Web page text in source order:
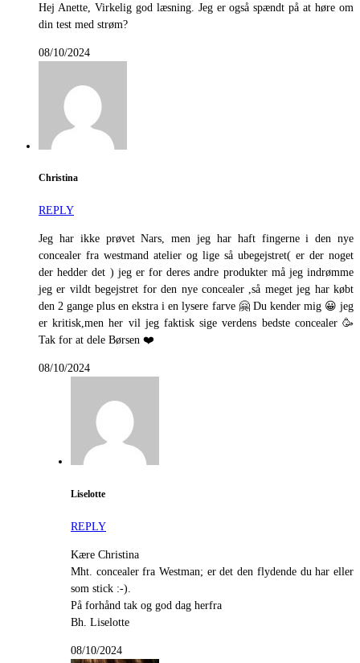
Hej Anette, Virkelig god læsning. Jeg er også spændt på at høre om
din test med strøm?
08/10/2024
Christina
REPLY
Jeg har ikke prøvet Nars, men jeg har haft fingerne i den nye
concealer fra westmand atelier og lige så ubegejstret( er der noget
der hedder det ) jeg er for deres andre produkter må jeg indrømme
jeg er vildt begejstret for den nye concealer ,så meget jeg har købt
den 2 gange plus en ekstra i en lysere farve 🤗 Du kender mig 😀 jeg
er kritisk,men her vil jeg faktisk sige verdens bedste concealer 🥳
Tak for at dele Børsen ❤️
08/10/2024
Liselotte
REPLY
Kære Christina
Mht. concealer fra Westman; er det den flydende du har eller
som stick :-).
På forhånd tak og god dag herfra
Bh. Liselotte
08/10/2024